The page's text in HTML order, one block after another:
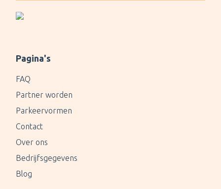
Pagina's
FAQ
Partner worden
Parkeervormen
Contact
Over ons
Bedrijfsgegevens
Blog